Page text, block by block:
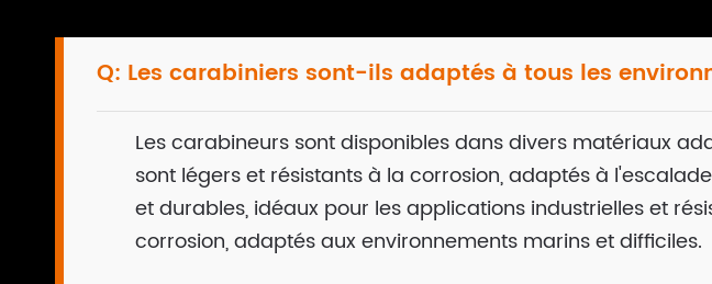
Q: Les carabiniers sont-ils adaptés à tous les
Les carabineurs sont disponibles dans divers matériaux
sont légers et résistants à la corrosion, adaptés à
et durables, idéaux pour les applications industrielles et
corrosion, adaptés aux environnements marins et difficiles.